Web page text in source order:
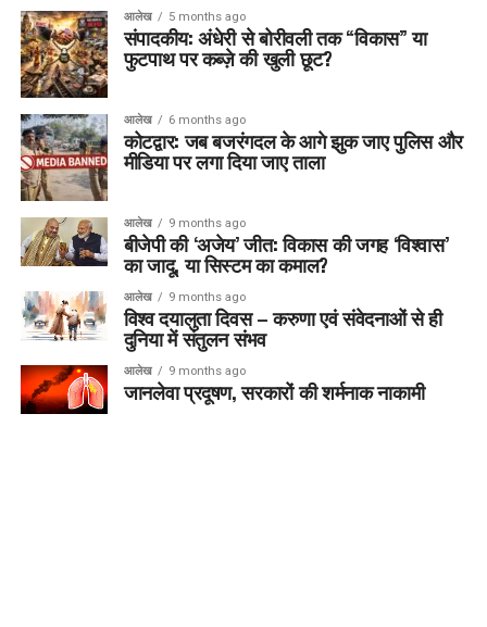
आलेख 5 months ago
संपादकीय: अंधेरी से बोरीवली तक “विकास” या
फुटपाथ पर कब्ज़े की खुली छूट?
आलेख 6 months ago
कोटद्वार: जब बजरंगदल के आगे झुक जाए पुलिस और
मीडिया पर लगा दिया जाए ताला
आलेख 9 months ago
बीजेपी की ‘अजेय’ जीत: विकास की जगह ‘विश्वास’
का जादू, या सिस्टम का कमाल?
आलेख 9 months ago
विश्व दयालुता दिवस – करुणा एवं संवेदनाओं से ही
दुनिया में संतुलन संभव
आलेख 9 months ago
जानलेवा प्रदूषण, सरकारों की शर्मनाक नाकामी